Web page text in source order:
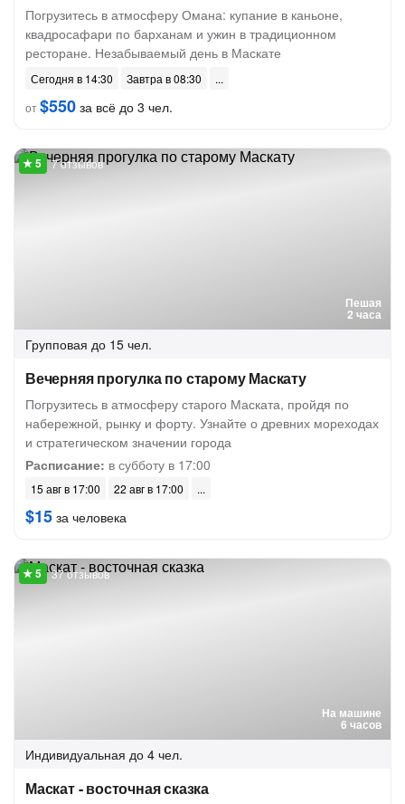
Погрузитесь в атмосферу Омана: купание в каньоне,
квадросафари по барханам и ужин в традиционном
ресторане. Незабываемый день в Маскате
Сегодня в 14:30
Завтра в 08:30
от$550 за всё до 3 чел.
Пешая
2 часа
7 отзывов
Групповая до 15 чел.
Вечерняя прогулка по старому Маскату
Погрузитесь в атмосферу старого Маската, пройдя по
набережной, рынку и форту. Узнайте о древних мореходах
и стратегическом значении города
Расписание: в субботу в 17:00
15 авг в 17:00 22 авг в 17:00
$15 за человека
На машине
6 часов
37 отзывов
Индивидуальная до 4 чел.
Маскат - восточная сказка